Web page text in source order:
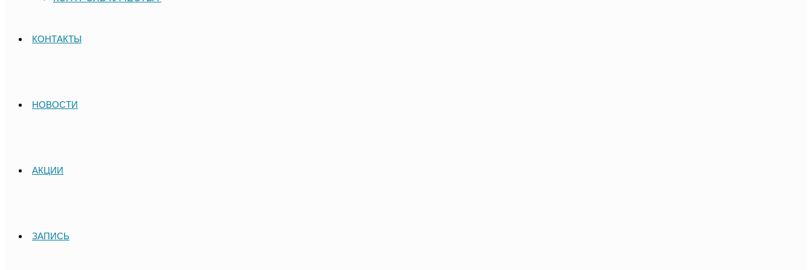
КОНТАКТЫ
НОВОСТИ
АКЦИИ
ЗАПИСЬ